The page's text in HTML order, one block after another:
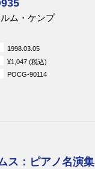
ム・ケンプ
1998.03.05
¥1,047 (税込)
POCG-90114
ス：ピアノ名演集